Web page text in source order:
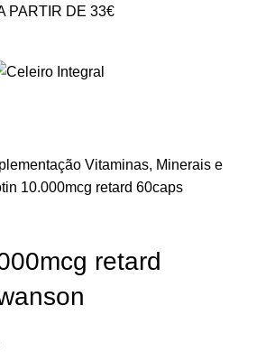
PARTIR DE 33€
Vitaminas, Minerais e
10.000mcg retard 60caps
retard